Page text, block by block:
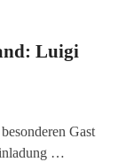
Luigi
Gast
…